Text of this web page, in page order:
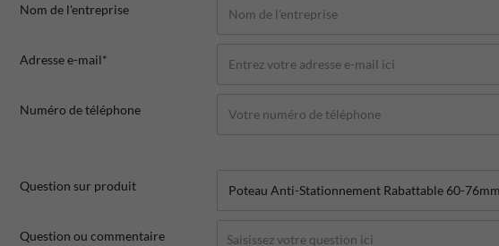
Nom de l'entreprise
Adresse e-mail*
Numéro de téléphone
Question sur produit
Question ou commentaire